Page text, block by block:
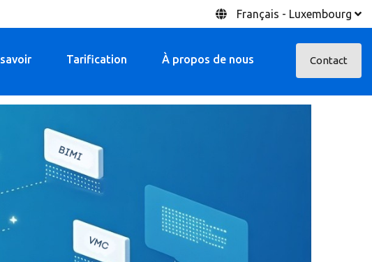
Français - Luxembourg
Tarification À propos de nous Contact